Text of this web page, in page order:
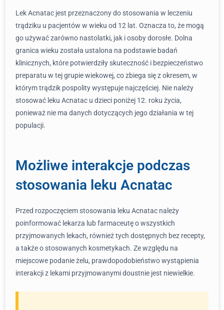
Lek Acnatac jest przeznaczony do stosowania w leczeniu
trądziku u pacjentów w wieku od 12 lat. Oznacza to, że mogą
go używać zarówno nastolatki, jak i osoby dorosłe. Dolna
granica wieku została ustalona na podstawie badań
klinicznych, które potwierdziły skuteczność i bezpieczeństwo
preparatu w tej grupie wiekowej, co zbiega się z okresem, w
którym trądzik pospolity występuje najczęściej. Nie należy
stosować leku Acnatac u dzieci poniżej 12. roku życia,
ponieważ nie ma danych dotyczących jego działania w tej
populacji.
Możliwe interakcje podczas
stosowania leku Acnatac
Przed rozpoczęciem stosowania leku Acnatac należy
poinformować lekarza lub farmaceutę o wszystkich
przyjmowanych lekach, również tych dostępnych bez recepty,
a także o stosowanych kosmetykach. Ze względu na
miejscowe podanie żelu, prawdopodobieństwo wystąpienia
interakcji z lekami przyjmowanymi doustnie jest niewielkie.